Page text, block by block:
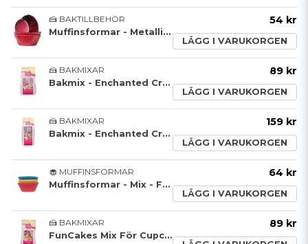
🍰 BAKTILLBEHÖR
Muffinsformar - Metallic - Röd
54 kr
LÄGG I VARUKORGEN
🍰 BAKMIXAR
Bakmix - Enchanted Cream - 450g
89 kr
LÄGG I VARUKORGEN
🍰 BAKMIXAR
Bakmix - Enchanted Cream - 900g
159 kr
LÄGG I VARUKORGEN
🧁 MUFFINSFORMAR
Muffinsformar - Mix - Färgglad - 75st
64 kr
LÄGG I VARUKORGEN
🍰 BAKMIXAR
FunCakes Mix För Cupcakes 500 g
89 kr